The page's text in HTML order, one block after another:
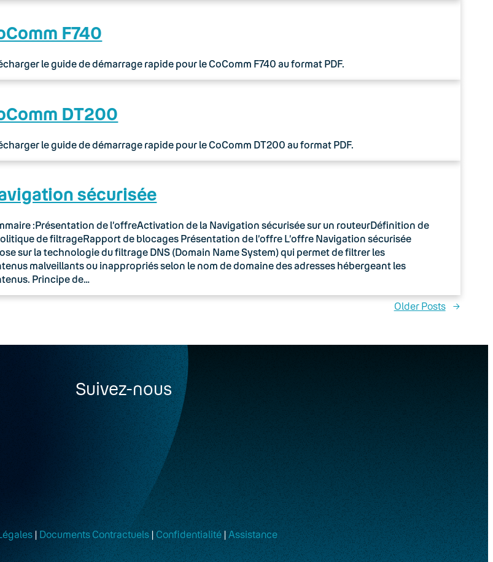
F740
le guide de démarrage rapide pour le CoComm F740 au format PDF.
DT200
le guide de démarrage rapide pour le CoComm DT200 au format PDF.
sécurisée
:Présentation de l’offreActivation de la Navigation sécurisée sur un routeurDéfinition de
de filtrageRapport de blocages Présentation de l’offre L’offre Navigation sécurisée
sur la technologie du filtrage DNS (Domain Name System) qui permet de filtrer les
malveillants ou inappropriés selon le nom de domaine des adresses hébergeant les
Principe de…
Older Posts →
Suivez-nous
| Documents Contractuels|Confidentialité|Assistance